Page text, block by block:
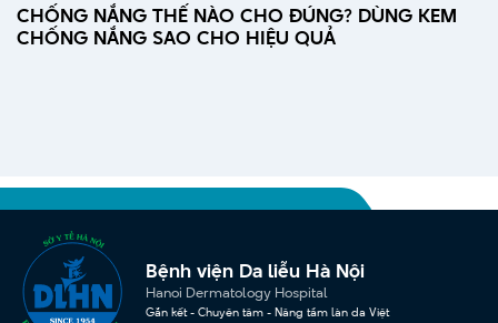
CHỐNG NẮNG THẾ NÀO CHO ĐÚNG? DÙNG KEM
CHỐNG NẮNG SAO CHO HIỆU QUẢ
Bệnh viện Da liễu Hà Nội
Hanoi Dermatology Hospital
Gắn kết - Chuyên tâm - Nâng tầm làn da Việt